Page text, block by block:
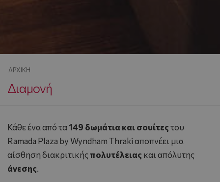
ΑΡΧΙΚΉ
Διαμονή
Κάθε ένα από τα 149 δωμάτια και σουίτεςτου
Ramada Plaza by Wyndham Thraki αποπνέει μια
αίσθηση διακριτικήςπολυτέλειας και απόλυτης
άνεσης.